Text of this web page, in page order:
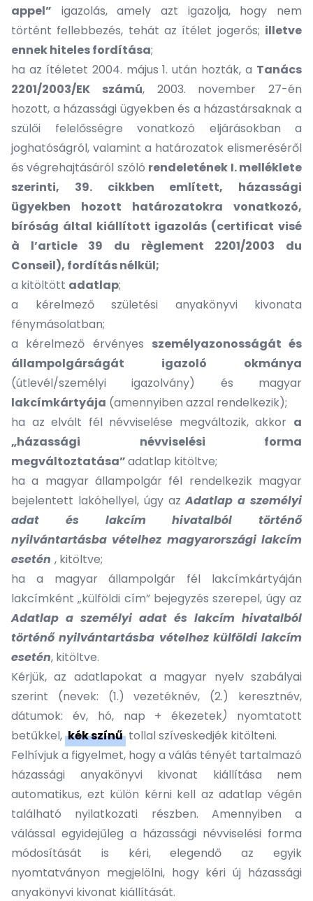
appel” igazolás, amely azt igazolja, hogy nem
történt fellebbezés, tehát az ítélet jogerős; illetve
ennek hiteles fordítása;
ha az ítéletet 2004. május 1. után hozták, a Tanács
2201/2003/EK számú, 2003. november 27-én
hozott, a házassági ügyekben és a házastársaknak a
szülői felelősségre vonatkozó eljárásokban a
joghatóságról, valamint a határozatok elismeréséről
és végrehajtásáról szóló rendeletének I. melléklete
szerinti, 39. cikkben említett, házassági
ügyekben hozott határozatokra vonatkozó,
bíróság által kiállított igazolás (certificat visé
à l’article 39 du règlement 2201/2003 du
Conseil), fordítás nélkül;
a kitöltött adatlap;
a kérelmező születési anyakönyvi kivonata
fénymásolatban;
a kérelmező érvényes személyazonosságát és
állampolgárságát igazoló okmánya
(útlevél/személyi igazolvány) és magyar
lakcímkártyája (amennyiben azzal rendelkezik);
ha az elvált fél névviselése megváltozik, akkor a
„házassági névviselési forma
megváltoztatása”adatlap kitöltve;
ha a magyar állampolgár fél rendelkezik magyar
bejelentett lakóhellyel, úgy azAdatlap a személyi
adat és lakcím hivatalból történő
nyilvántartásba vételhez magyarországi lakcím
esetén , kitöltve;
ha a magyar állampolgár fél lakcímkártyáján
lakcímként „külföldi cím” bejegyzés szerepel, úgy az
Adatlap a személyi adat és lakcím hivatalból
történő nyilvántartásba vételhez külföldi lakcím
esetén, kitöltve.
Kérjük, az adatlapokat a magyar nyelv szabályai
szerint (nevek: (1.) vezetéknév, (2.) keresztnév,
dátumok: év, hó, nap + ékezetek) nyomtatott
betűkkel, kék színű tollal szíveskedjék kitölteni.
Felhívjuk a figyelmet, hogy a válás tényét tartalmazó
házassági anyakönyvi kivonat kiállítása nem
automatikus, ezt külön kérni kell az adatlap végén
található nyilatkozati részben. Amennyiben a
válással egyidejűleg a házassági névviselési forma
módosítását is kéri, elegendő az egyik
nyomtatványon megjelölni, hogy kéri új házassági
anyakönyvi kivonat kiállítását.